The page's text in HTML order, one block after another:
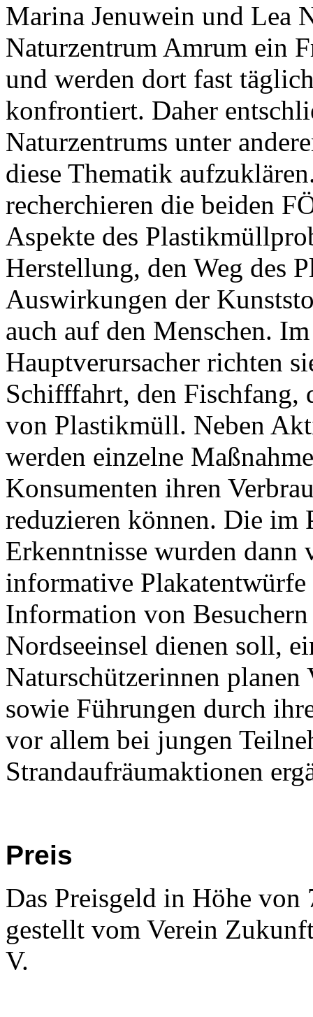
Marina Jenuwein und Lea
Naturzentrum Amrum ein
und werden dort fast
konfrontiert. Daher
Naturzentrums unter
diese Thematik
recherchieren die beiden
Aspekte des
Herstellung, den Weg des
Auswirkungen der
auch auf den Menschen.
Hauptverursacher richten
Schifffahrt, den Fischfang,
von Plastikmüll. Neben
werden einzelne
Konsumenten ihren
reduzieren können. Die im
Erkenntnisse wurden dann
informative
Information von
Nordseeinsel dienen soll,
Naturschützerinnen
sowie Führungen durch
vor allem bei jungen
Strandaufräumaktionen
Preis
Das Preisgeld in Höhe
gestellt vom Verein
V.